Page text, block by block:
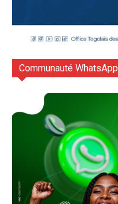
Communauté WhatsApp